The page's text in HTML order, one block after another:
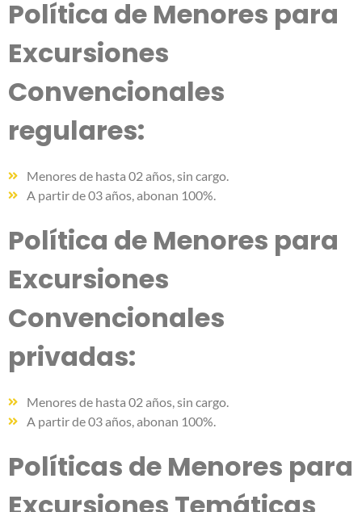
Política de Menores para
Excursiones
Convencionales
regulares:
Menores de hasta 02 años, sin cargo.
A partir de 03 años, abonan 100%.
Política de Menores para
Excursiones
Convencionales
privadas:
Menores de hasta 02 años, sin cargo.
A partir de 03 años, abonan 100%.
Políticas de Menores para